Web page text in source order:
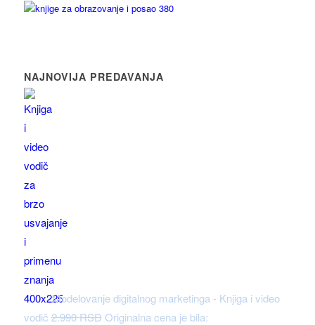
NAJNOVIJA PREDAVANJA
Modelovanje digitalnog marketinga - Knjiga i video
vodič 2.990RSD Originalna cena je bila: